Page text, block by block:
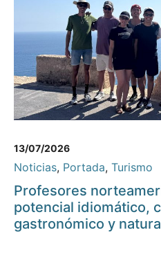
13/07/2026
Noticias, Portada, Turismo
Profesores
potencial idiomático,
gastronómico y